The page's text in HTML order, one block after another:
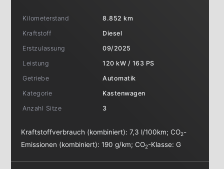
Kilometerstand
8.852 km
Kraftstoff
Diesel
Erstzulassung
09/2025
Leistung
120 kW / 163 PS
Getriebe
Automatik
Kategorie
Kastenwagen
Anzahl Sitze
3
Kraftstoffverbrauch (kombiniert):7,3 l/100km;CO2-
Emissionen (kombiniert):190 g/km;CO2-Klasse:G